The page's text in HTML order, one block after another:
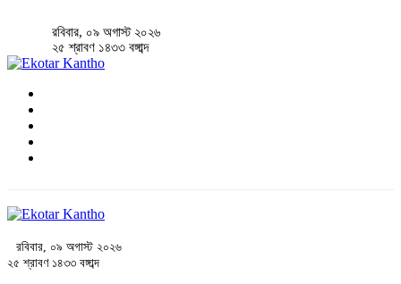
রবিবার, ০৯ অগাস্ট ২০২৬
২৫ শ্রাবণ ১৪৩৩ বঙ্গাব্দ
রবিবার, ০৯ অগাস্ট ২০২৬
২৫ শ্রাবণ ১৪৩৩ বঙ্গাব্দ